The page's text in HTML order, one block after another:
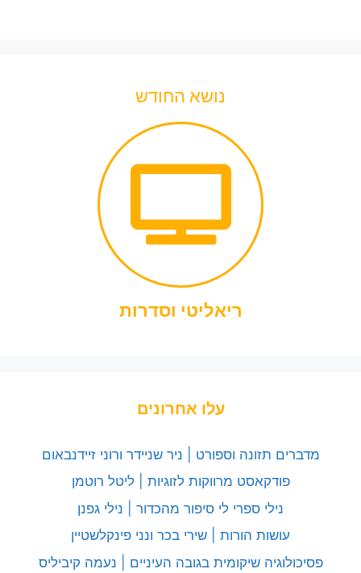
נושא החודש
ריאליטי וסדרות
עלו אחרונים
מדברים תזונה וספורט | ניר שניידר ורוני זיידנבאום
פודקאסט מרווקות לזוגיות | ליטל רוטמן
נילי ספרי לי סיפור מהכדור | נילי גפנן
עושות הורות | שירי בכר ונני פינקלשטיין
פסיכולוגיה שיקומית בגובה העיניים | נעמה קיביליס